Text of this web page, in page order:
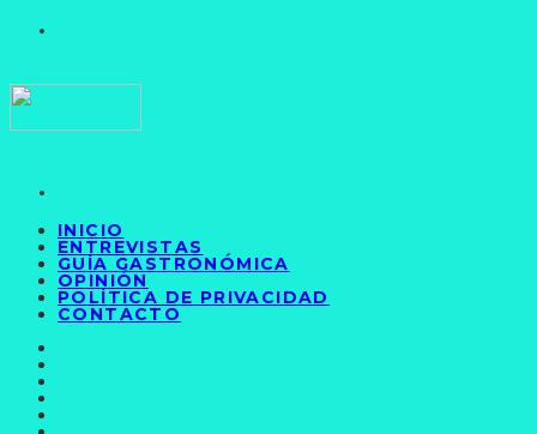
INICIO
ENTREVISTAS
GUÍA GASTRONÓMICA
OPINIÓN
POLÍTICA DE PRIVACIDAD
CONTACTO